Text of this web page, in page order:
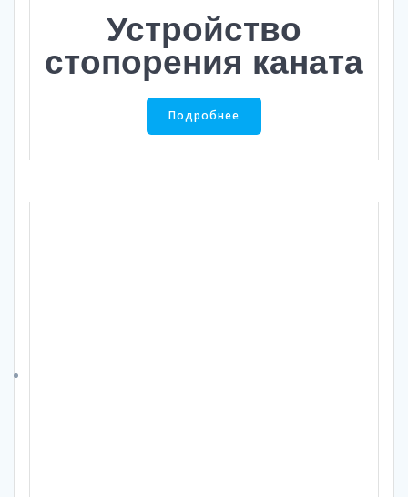
Устройство
стопорения каната
Подробнее